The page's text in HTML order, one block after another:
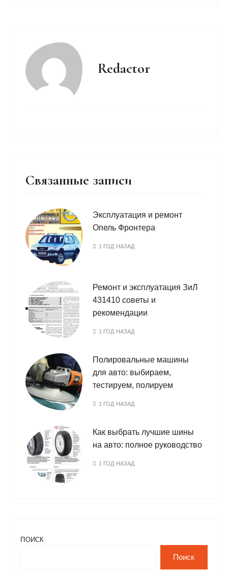
Redactor
Связанные записи
Эксплуатация и ремонт
Опель Фронтера
1 ГОД НАЗАД
Ремонт и эксплуатация ЗиЛ
431410 советы и
рекомендации
1 ГОД НАЗАД
Полировальные машины
для авто: выбираем,
тестируем, полируем
1 ГОД НАЗАД
Как выбрать лучшие шины
на авто: полное руководство
1 ГОД НАЗАД
ПОИСК
Поиск